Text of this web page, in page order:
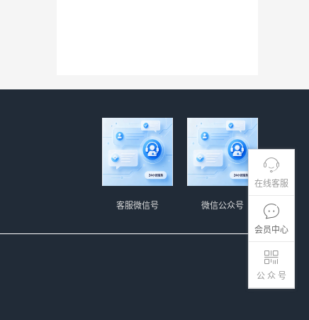
在线客服
会员中心
公 众 号
微信公众号
客服微信号